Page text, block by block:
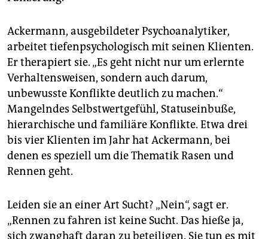
Ackermann, ausgebildeter Psychoanalytiker,
arbeitet tiefenpsychologisch mit seinen Klienten.
Er therapiert sie. „Es geht nicht nur um erlernte
Verhaltensweisen, sondern auch darum,
unbewusste Konflikte deutlich zu machen.“
Mangelndes Selbstwertgefühl, Statuseinbuße,
hierarchische und familiäre Konflikte. Etwa drei
bis vier Klienten im Jahr hat Ackermann, bei
denen es speziell um die Thematik Rasen und
Rennen geht.
Leiden sie an einer Art Sucht? „Nein“, sagt er.
„Rennen zu fahren ist keine Sucht. Das hieße ja,
sich zwanghaft daran zu beteiligen. Sie tun es mit